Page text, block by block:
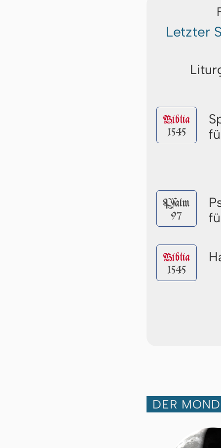
Letzter
Biblia
1545
Pſalm
97
Biblia
1545
DER